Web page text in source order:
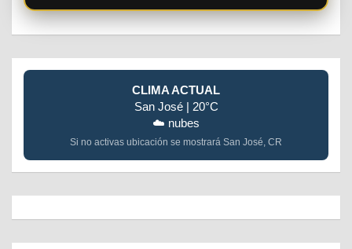
CLIMA ACTUAL
San José | 20°C
☁️ nubes
Si no activas ubicación se mostrará San José, CR